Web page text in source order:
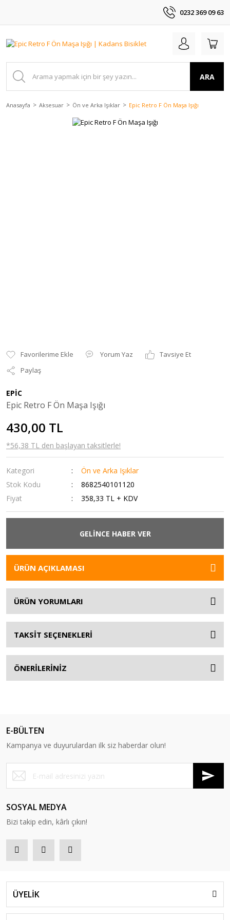
0232 369 09 63
ARA
Anasayfa Aksesuar Ön ve Arka Işıklar Epic Retro F Ön Maşa Işığı
Yorum Yaz
Tavsiye Et
Paylaş
EPİC
Epic Retro F Ön Maşa Işığı
430,00 TL
*56,38 TL den başlayan taksitlerle!
Kategori
Ön ve Arka Işıklar
Stok Kodu
8682540101120
Fiyat
358,33 TL + KDV
GELİNCE HABER VER
ÜRÜN AÇIKLAMASI
ÜRÜN YORUMLARI
TAKSİT SEÇENEKLERİ
ÖNERİLERİNİZ
E-BÜLTEN
Kampanya ve duyurulardan ilk siz haberdar olun!
SOSYAL MEDYA
Bizi takip edin, kârlı çıkın!
ÜYELİK